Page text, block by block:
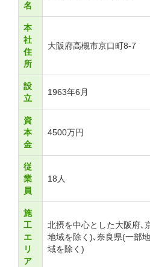
名
本
社
住
所
大阪府高槻市京口町8-7
設
立
1963年6月
資
本
金
4500万円
従
業
員
18人
施
工
エ
リ
ア
北摂を中心とした大阪府､
地域を除く)､奈良県(一部
域を除く)